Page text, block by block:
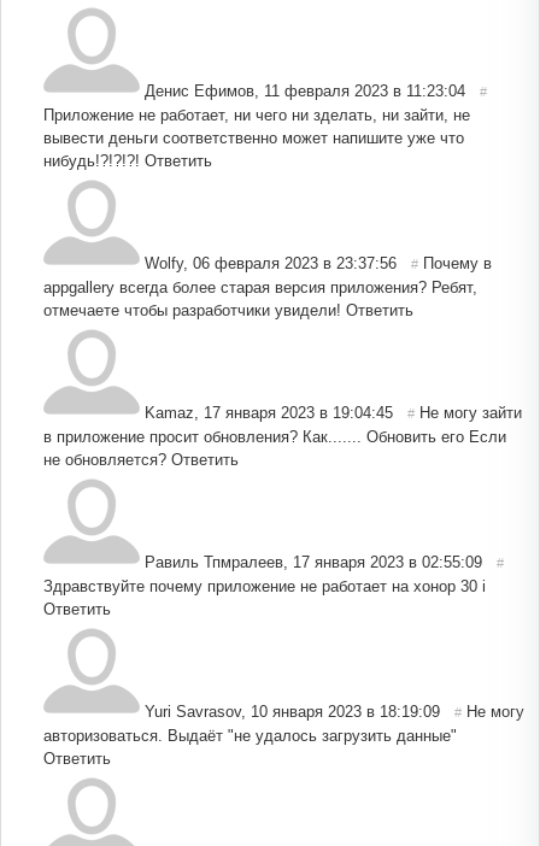
Денис Ефимов, 11 февраля 2023 в 11:23:04 #
Приложение не работает, ни чего ни зделать, ни зайти, не
вывести деньги соответственно может напишите уже что
нибудь!?!?!?! Ответить
Wolfy, 06 февраля 2023 в 23:37:56 # Почему в
appgallery всегда более старая версия приложения? Ребят,
отмечаете чтобы разработчики увидели! Ответить
Kamaz, 17 января 2023 в 19:04:45 # Не могу зайти
в приложение просит обновления? Как....... Обновить его Если
не обновляется? Ответить
Равиль Тпмралеев, 17 января 2023 в 02:55:09 #
Здравствуйте почему приложение не работает на хонор 30 i
Ответить
Yuri Savrasov, 10 января 2023 в 18:19:09 # Не могу
авторизоваться. Выдаёт "не удалось загрузить данные"
Ответить